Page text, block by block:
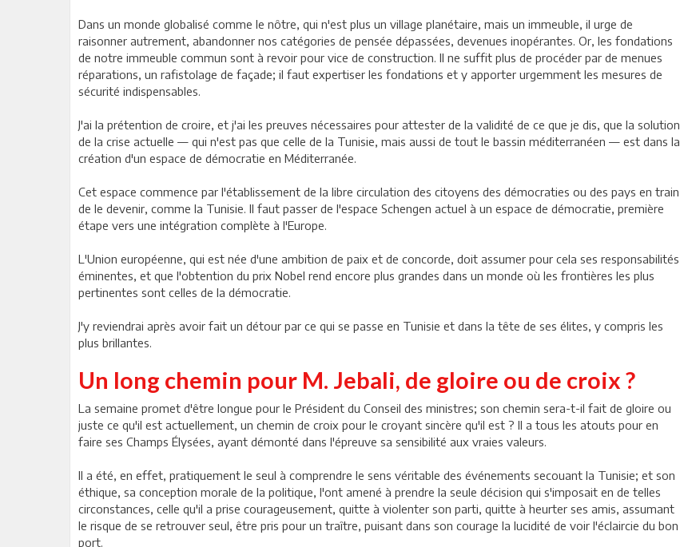
Dans un monde globalisé comme le nôtre, qui n'est plus un village planétaire, mais un immeuble, il urge de
raisonner autrement, abandonner nos catégories de pensée dépassées, devenues inopérantes. Or, les fondations
de notre immeuble commun sont à revoir pour vice de construction. Il ne suffit plus de procéder par de menues
réparations, un rafistolage de façade; il faut expertiser les fondations et y apporter urgemment les mesures de
sécurité indispensables.
J'ai la prétention de croire, et j'ai les preuves nécessaires pour attester de la validité de ce que je dis, que la solution
de la crise actuelle — qui n'est pas que celle de la Tunisie, mais aussi de tout le bassin méditerranéen — est dans la
création d'un espace de démocratie en Méditerranée.
Cet espace commence par l'établissement de la libre circulation des citoyens des démocraties ou des pays en train
de le devenir, comme la Tunisie. Il faut passer de l'espace Schengen actuel à un espace de démocratie, première
étape vers une intégration complète à l'Europe.
L'Union européenne, qui est née d'une ambition de paix et de concorde, doit assumer pour cela ses responsabilités
éminentes, et que l'obtention du prix Nobel rend encore plus grandes dans un monde où les frontières les plus
pertinentes sont celles de la démocratie.
J'y reviendrai après avoir fait un détour par ce qui se passe en Tunisie et dans la tête de ses élites, y compris les
plus brillantes.
Un long chemin pour M. Jebali, de gloire ou de croix ?
La semaine promet d'être longue pour le Président du Conseil des ministres; son chemin sera-t-il fait de gloire ou
juste ce qu'il est actuellement, un chemin de croix pour le croyant sincère qu'il est ? Il a tous les atouts pour en
faire ses Champs Élysées, ayant démonté dans l'épreuve sa sensibilité aux vraies valeurs.
Il a été, en effet, pratiquement le seul à comprendre le sens véritable des événements secouant la Tunisie; et son
éthique, sa conception morale de la politique, l'ont amené à prendre la seule décision qui s'imposait en de telles
circonstances, celle qu'il a prise courageusement, quitte à violenter son parti, quitte à heurter ses amis, assumant
le risque de se retrouver seul, être pris pour un traître, puisant dans son courage la lucidité de voir l'éclaircie du bon
port.